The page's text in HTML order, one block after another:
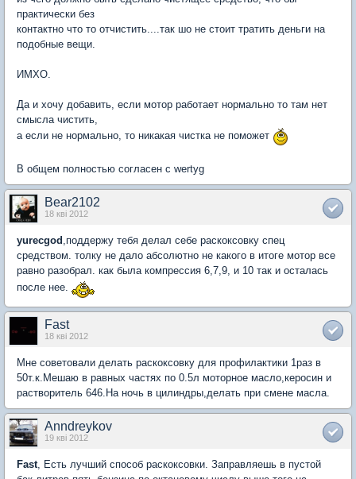
практически без
контактно что то отчистить....так шо не стоит тратить деньги на
подобные вещи.
ИМХО.
Да и хочу добавить, если мотор работает нормально то там нет
смысла чистить,
а если не нормально, то никакая чистка не поможет
В общем полностью согласен с wertyg
Bear2102
18 кві 2012
yurecgod ,поддержу тебя делал себе раскоксовку спец
средством. толку не дало абсолютно не какого в итоге мотор все
равно разобрал. как была компрессия 6,7,9, и 10 так и осталась
после нее.
Fast
18 кві 2012
Мне советовали делать раскоксовку для профилактики 1раз в
50т.к.Мешаю в равных частях по 0.5л моторное масло,керосин и
растворитель 646.На ночь в цилиндры,делать при смене масла.
Anndreykov
19 кві 2012
Fast, Есть лучший способ раскоксовки. Заправляешь в пустой